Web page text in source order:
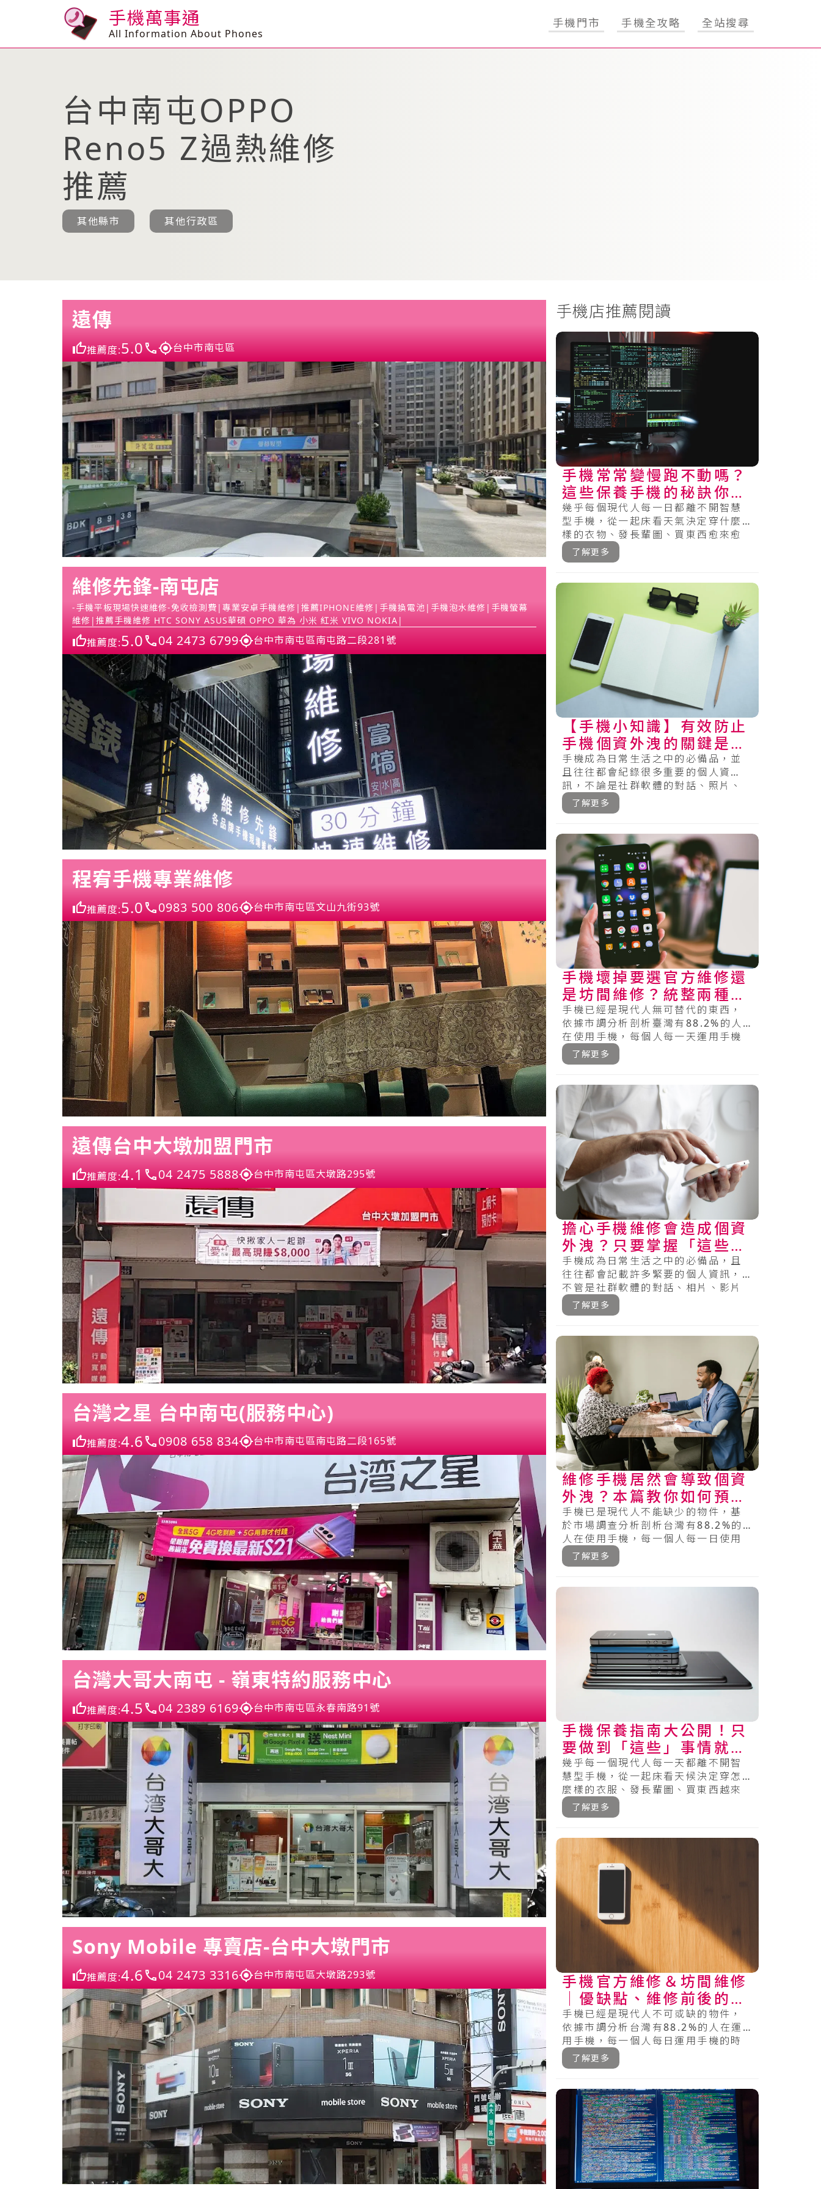
手機萬事通
All Information About Phones
手機門市 手機全攻略 全站搜尋
台中南屯OPPO
Reno5 Z過熱維修
推薦
其他縣市 其他行政區
遠傳
推薦度:5.0 台中市南屯區
維修先鋒-南屯店
-手機平板現場快速維修-免收檢測費|專業安卓手機維修|推薦IPHONE維修|手機換電池|手機泡水維修|手機螢幕
維修|推薦手機維修 HTC SONY ASUS華碩 OPPO 華為 小米 紅米 VIVO NOKIA|
推薦度:5.0 04 2473 6799 台中市南屯區南屯路二段281號
程宥手機專業維修
推薦度:5.0 0983 500 806 台中市南屯區文山九街93號
遠傳台中大墩加盟門市
推薦度:4.1 04 2475 5888 台中市南屯區大墩路295號
台灣之星 台中南屯(服務中心)
推薦度:4.6 0908 658 834 台中市南屯區南屯路二段165號
台灣大哥大南屯 - 嶺東特約服務中心
推薦度:4.5 04 2389 6169 台中市南屯區永春南路91號
Sony Mobile 專賣店-台中大墩門市
推薦度:4.6 04 2473 3316 台中市南屯區大墩路293號
手機店推薦閱讀
手機常常變慢跑不動嗎？
這些保養手機的秘訣你一
定要知道！
幾乎每個現代人每一日都離不開智慧
型手機，從一起床看天氣決定穿什麼
樣的衣物、發長輩圖、買東西愈來愈
多商家能夠運用各種Pay、搭運輸工具
時可.....
了解更多
【手機小知識】有效防止
手機個資外洩的關鍵是什
麼？
手機成為日常生活之中的必備品，並
且往往都會紀錄很多重要的個人資
訊，不論是社群軟體的對話、照片、
影片及應用程式的運用還是各種登入
資訊等等，.....
了解更多
手機壞掉要選官方維修還
是坊間維修？統整兩種維
修特色及注意事項
手機已經是現代人無可替代的東西，
依據市調分析剖析臺灣有88.2%的人
在使用手機，每個人每一天運用手機
的時間近3小時，18～19歲的人一
天.....
了解更多
擔心手機維修會造成個資
外洩？只要掌握「這些」
秘訣，就能保護你的手機
安全！
手機成為日常生活之中的必備品，且
往往都會記載許多緊要的個人資訊，
不管是社群軟體的對話、相片、影片
及APP的運用還是各種登入資訊等
等，很多.....
了解更多
維修手機居然會導致個資
外洩？本篇教你如何預防
此狀況～
手機已是現代人不能缺少的物件，基
於市場調查分析剖析台灣有88.2%的
人在使用手機，每一個人每一日使用
手機的時間趨近3小時（hr），18
到.....
了解更多
手機保養指南大公開！只
要做到「這些」事情就可
以有效延長手機的壽命～
幾乎每一個現代人每一天都離不開智
慧型手機，從一起床看天候決定穿怎
麼樣的衣服、發長輩圖、買東西越來
越多門市可使用各種Pay、搭交通工具
的時.....
了解更多
手機官方維修＆坊間維修
│優缺點、維修前後的注
意及檢查事項總整理
手機已經是現代人不可或缺的物件，
依據市調分析台灣有88.2%的人在運
用手機，每一個人每日運用手機的時
間趨近3小時（HR），18～19歲
的.....
了解更多